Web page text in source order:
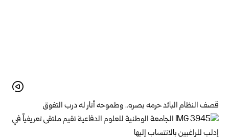
قصف النظام البائد حرمه بصره.. وطموحه أنار له درب التفوق